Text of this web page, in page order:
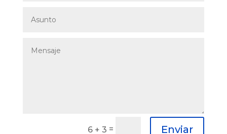
6 + 3 = Enviar